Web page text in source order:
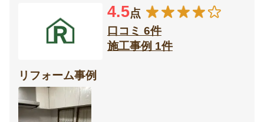
4.5点
口コミ 6件
施工事例 1件
リフォーム事例